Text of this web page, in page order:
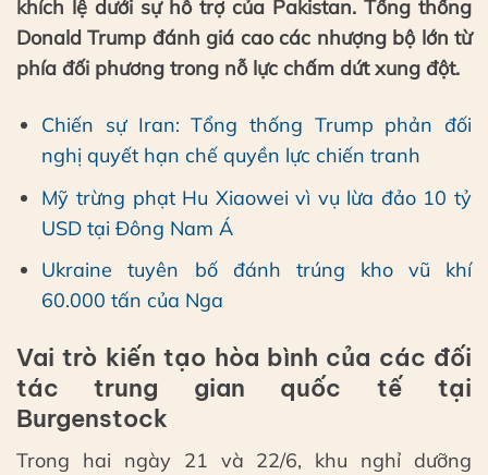
khích lệ dưới sự hỗ trợ của Pakistan. Tổng thống
Donald Trump đánh giá cao các nhượng bộ lớn từ
phía đối phương trong nỗ lực chấm dứt xung đột.
Chiến sự Iran: Tổng thống Trump phản đối
nghị quyết hạn chế quyền lực chiến tranh
Mỹ trừng phạt Hu Xiaowei vì vụ lừa đảo 10 tỷ
USD tại Đông Nam Á
Ukraine tuyên bố đánh trúng kho vũ khí
60.000 tấn của Nga
Vai trò kiến tạo hòa bình của các đối
tác trung gian quốc tế tại
Burgenstock
Trong hai ngày 21 và 22/6, khu nghỉ dưỡng